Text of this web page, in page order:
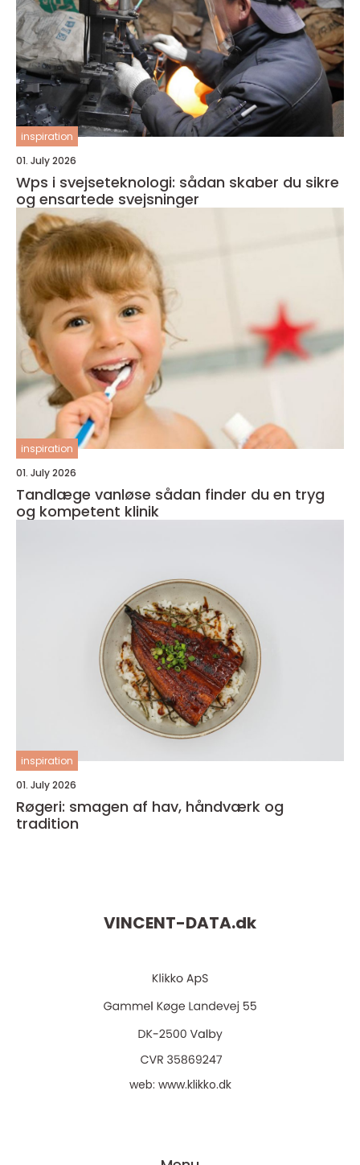
inspiration
01. July 2026
Wps i svejseteknologi: sådan skaber du sikre
og ensartede svejsninger
inspiration
01. July 2026
Tandlæge vanløse sådan finder du en tryg
og kompetent klinik
inspiration
01. July 2026
Røgeri: smagen af hav, håndværk og
tradition
VINCENT-DATA.dk
web: www.klikko.dk